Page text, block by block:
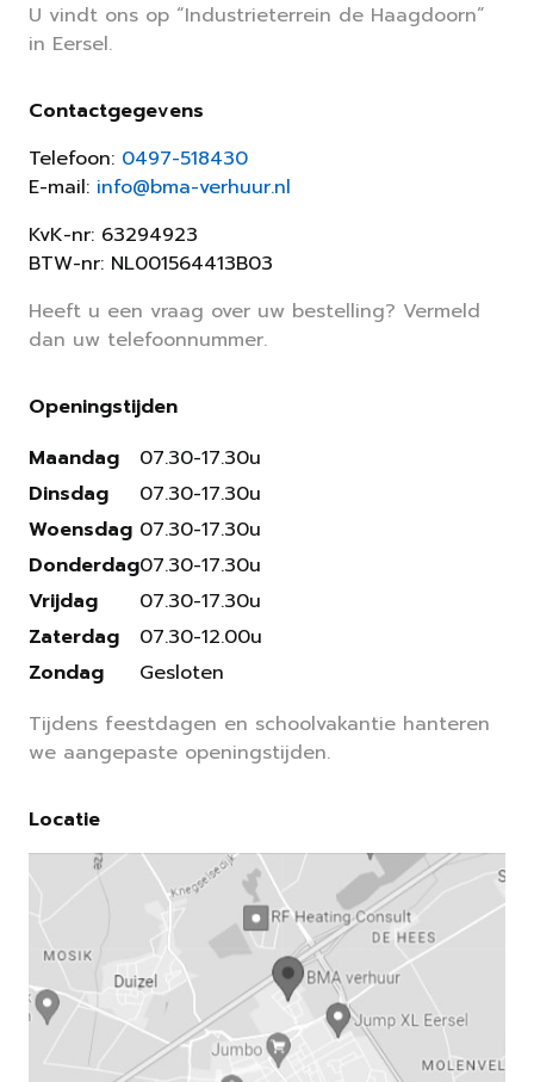
U vindt ons op “Industrieterrein de Haagdoorn”
in Eersel.
Contactgegevens
Telefoon: 0497-518430
E-mail: info@bma-verhuur.nl
KvK-nr: 63294923
BTW-nr: NL001564413B03
Heeft u een vraag over uw bestelling? Vermeld
dan uw telefoonnummer.
Openingstijden
Maandag
Dinsdag
Woensdag
Donderdag
Vrijdag
Zaterdag
Zondag
07.30-17.30u
07.30-17.30u
07.30-17.30u
07.30-17.30u
07.30-17.30u
07.30-12.00u
Gesloten
Tijdens feestdagen en schoolvakantie hanteren
we aangepaste openingstijden.
Locatie